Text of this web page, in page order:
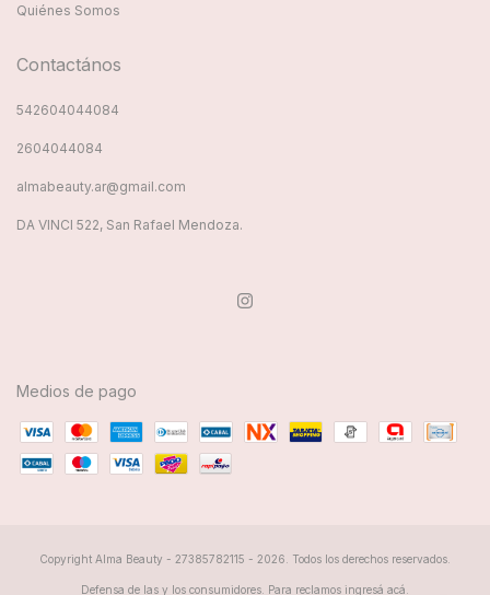
Quiénes Somos
Contactános
542604044084
2604044084
almabeauty.ar@gmail.com
DA VINCI 522, San Rafael Mendoza.
Medios de pago
Copyright Alma Beauty - 27385782115 - 2026. Todos los derechos reservados.
Defensa de las y los consumidores. Para reclamos ingresá acá.